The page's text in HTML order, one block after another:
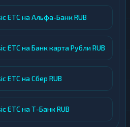
ETC на Альфа-Банк RUB
ETC на Банк карта Рубли RUB
ETC на Сбер RUB
ETC на Т-Банк RUB